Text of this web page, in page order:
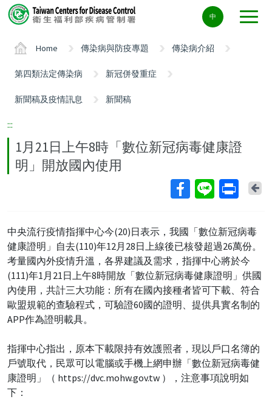
Center
block
中
Home 傳染病與防疫專題 傳染病介紹
第四類法定傳染病 新冠併發重症
新聞稿及疫情訊息 新聞稿
:::
1月21日上午8時「數位新冠病毒健康證
明」開放國內使用
中央流行疫情指揮中心今(20)日表示，我國「數位新冠病毒
健康證明」自去(110)年12月28日上線後已核發超過26萬份。
考量國內外疫情升溫，各界建議及需求，指揮中心將於今
(111)年1月21日上午8時開放「數位新冠病毒健康證明」供國
內使用，共計三大功能：所有在國內接種者皆可下載、符合
歐盟規範的查驗程式，可驗證60國的證明、提供具實名制的
APP作為證明載具。
指揮中心指出，原本下載限持有效護照者，現以戶口名簿的
戶號取代，民眾可以電腦或手機上網申辦「數位新冠病毒健
康證明」（ https://dvc.mohw.gov.tw ），注意事項說明如
下：